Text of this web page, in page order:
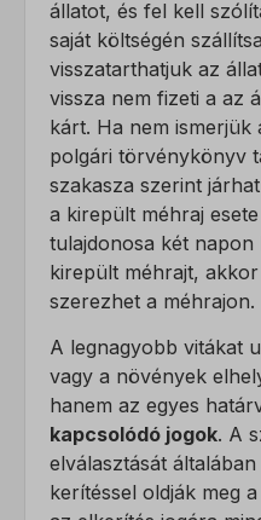
állatot, és fel kell
saját költségén
visszatarthatjuk az
vissza nem fizeti a az
kárt. Ha nem
polgári törvénykönyv
szakasza szerint
a kirepült méhraj
tulajdonosa két
kirepült méhrajt,
szerezhet a méhrajon.
A legnagyobb vitákat
vagy a növények
hanem az egyes
kapcsolódó jogok. A
elválasztását
kerítéssel oldják meg